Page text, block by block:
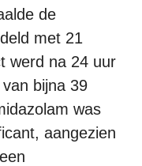
de
met 21
werd na 24 uur
bijna 39
was
aangezien